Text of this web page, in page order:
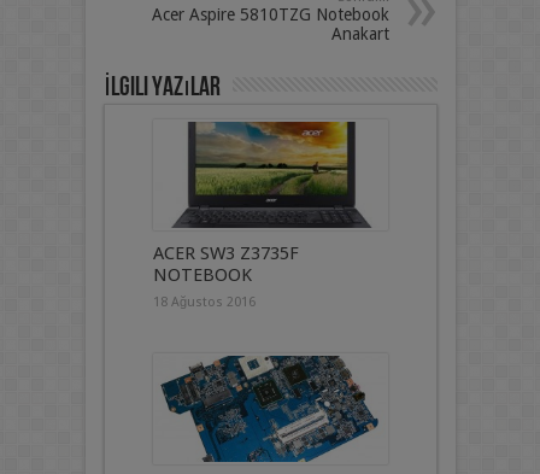
Acer Aspire 5810TZG Notebook
Anakart
İlgili Yazılar
ACER SW3 Z3735F
NOTEBOOK
18 Ağustos 2016